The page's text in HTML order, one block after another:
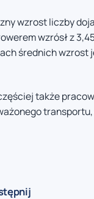
wzrost liczby
wzrósł z
średnich wzrost
także